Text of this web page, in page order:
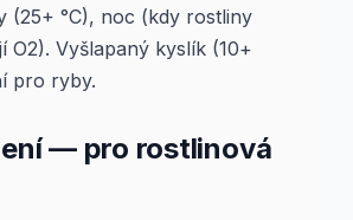
(25+ °C), noc (kdy rostliny
O2). Vyšlapaný kyslík (10+
pro ryby.
— pro rostlinová